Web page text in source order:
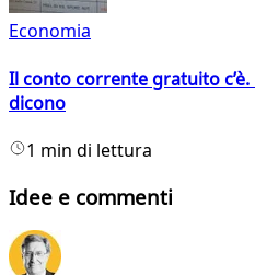
Economia
Il conto corrente gratuito
dicono
1 min di lettura
Idee e commenti